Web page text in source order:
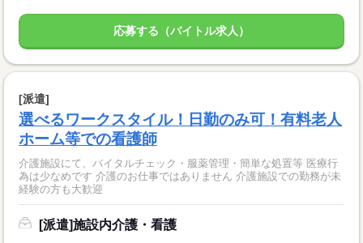
応募する（バイトル求人）
[派遣]
選べるワークスタイル！日勤のみ可！有料老人
ホーム等での看護師
介護施設にて、バイタルチェック・服薬管理・簡単な処置等 医療行
為は少なめです 介護のお仕事ではありません 介護施設での勤務が未
経験の方も大歓迎
[派遣]施設内介護・看護